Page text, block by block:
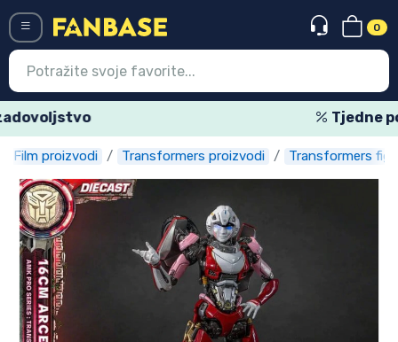
0
Film proizvodi Transformers proizvodi Transformers
Menü
Ulazak Registracija
Najnovije proizvodi
Akcija
Ekspresna dostava
Prednarudžbe